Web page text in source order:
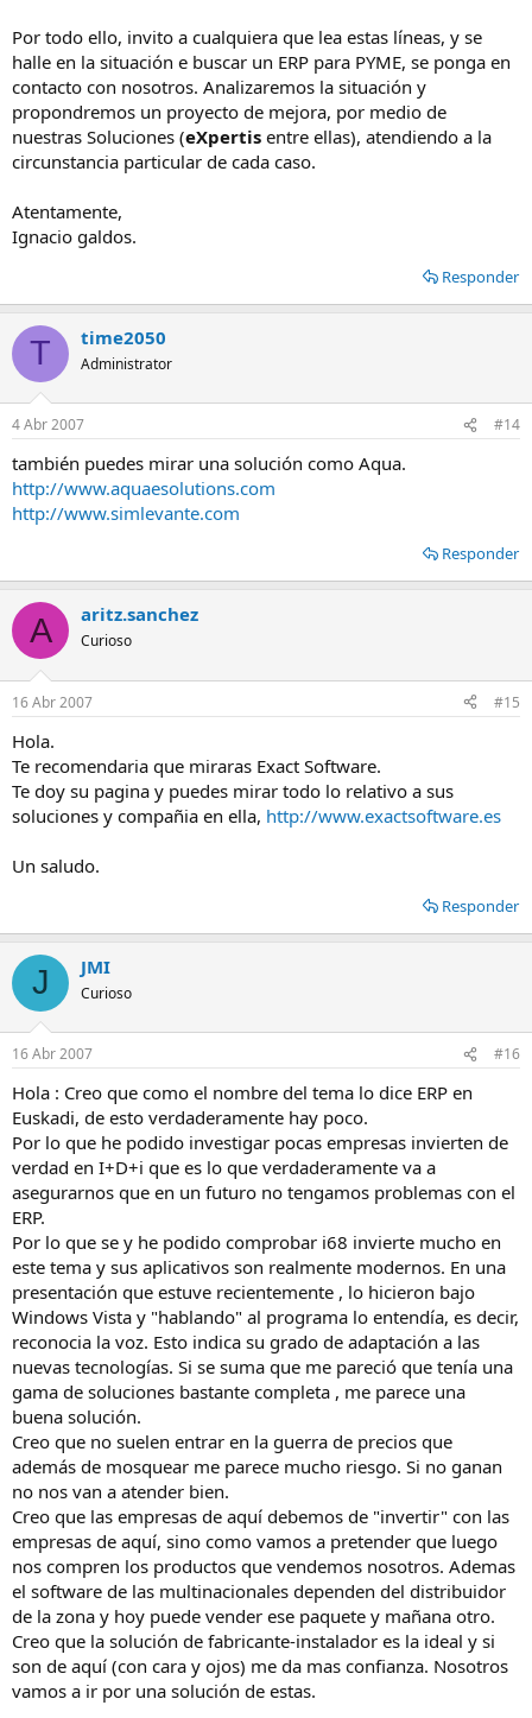
Por todo ello, invito a cualquiera que lea estas líneas, y se
halle en la situación e buscar un ERP para PYME, se ponga en
contacto con nosotros. Analizaremos la situación y
propondremos un proyecto de mejora, por medio de
nuestras Soluciones (eXpertis entre ellas), atendiendo a la
circunstancia particular de cada caso.
Atentamente,
Ignacio galdos.
Responder
T time2050
Administrator
4 Abr 2007 #14
también puedes mirar una solución como Aqua.
http://www.aquaesolutions.com
http://www.simlevante.com
Responder
A aritz.sanchez
Curioso
16 Abr 2007 #15
Hola.
Te recomendaria que miraras Exact Software.
Te doy su pagina y puedes mirar todo lo relativo a sus
soluciones y compañia en ella, http://www.exactsoftware.es
Un saludo.
Responder
J JMI
Curioso
16 Abr 2007 #16
Hola : Creo que como el nombre del tema lo dice ERP en
Euskadi, de esto verdaderamente hay poco.
Por lo que he podido investigar pocas empresas invierten de
verdad en I+D+i que es lo que verdaderamente va a
asegurarnos que en un futuro no tengamos problemas con el
ERP.
Por lo que se y he podido comprobar i68 invierte mucho en
este tema y sus aplicativos son realmente modernos. En una
presentación que estuve recientemente , lo hicieron bajo
Windows Vista y "hablando" al programa lo entendía, es decir,
reconocia la voz. Esto indica su grado de adaptación a las
nuevas tecnologías. Si se suma que me pareció que tenía una
gama de soluciones bastante completa , me parece una
buena solución.
Creo que no suelen entrar en la guerra de precios que
además de mosquear me parece mucho riesgo. Si no ganan
no nos van a atender bien.
Creo que las empresas de aquí debemos de "invertir" con las
empresas de aquí, sino como vamos a pretender que luego
nos compren los productos que vendemos nosotros. Ademas
el software de las multinacionales dependen del distribuidor
de la zona y hoy puede vender ese paquete y mañana otro.
Creo que la solución de fabricante-instalador es la ideal y si
son de aquí (con cara y ojos) me da mas confianza. Nosotros
vamos a ir por una solución de estas.